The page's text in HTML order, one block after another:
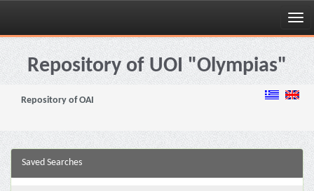
Skip
navigationRepository of UOI "Olympias"
Repository of OAI
Saved Searches